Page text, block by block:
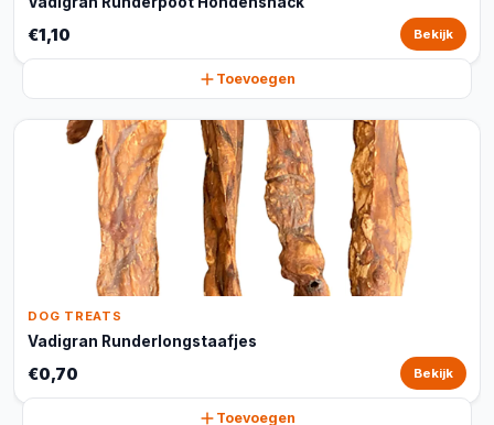
€1,10 Bekijk
Toevoegen
DOG TREATS
Vadigran Runderlongstaafjes
€0,70 Bekijk
Toevoegen